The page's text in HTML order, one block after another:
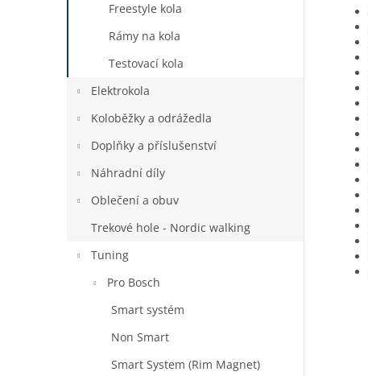
Freestyle kola
Rámy na kola
Testovací kola
Elektrokola
Koloběžky a odrážedla
Doplňky a příslušenství
Náhradní díly
Oblečení a obuv
Trekové hole - Nordic walking
Tuning
Pro Bosch
Smart systém
Non Smart
Smart System (Rim Magnet)